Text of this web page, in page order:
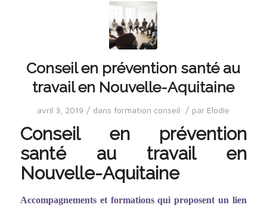
Conseil en prévention santé au
travail en Nouvelle-Aquitaine
avril 3, 2019 / dans formation conseil / par Elodie
Conseil en prévention
santé au travail en
Nouvelle-Aquitaine
Accompagnements et formations qui proposent un lien